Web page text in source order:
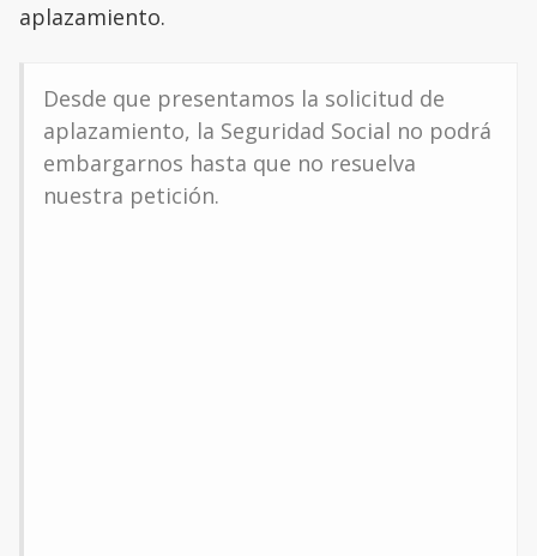
aplazamiento.
Desde que presentamos la solicitud de
aplazamiento, la Seguridad Social no podrá
embargarnos hasta que no resuelva
nuestra petición.